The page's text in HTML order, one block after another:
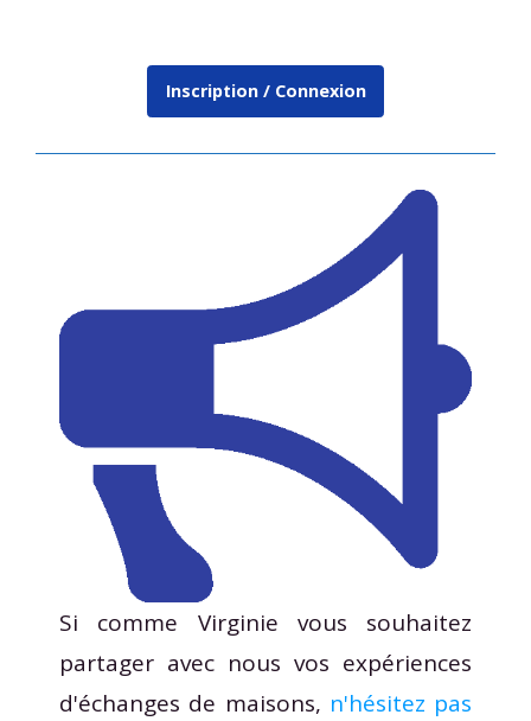
Inscription / Connexion
Si comme Virginie vous souhaitez
partager avec nous vos expériences
d'échanges de maisons, n'hésitez pas